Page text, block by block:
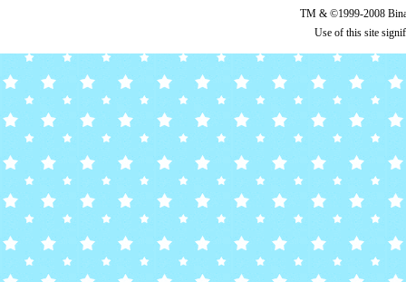
TM & ©1999-2008
Use of this site